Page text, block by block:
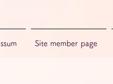
Site member page